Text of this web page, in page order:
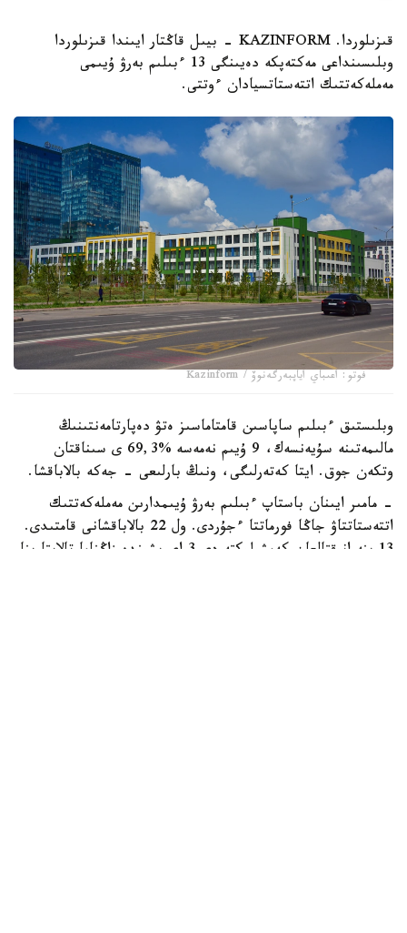
قىزىلوردا. KAZINFORM - بيىل قاڭتار ايىندا قىزىلوردا
وبلىسىنداعى مەكتەپكە دەيىنگى 13 ءبىلىم بەرۋ ۇيىمى
مەملەكەتتىك اتتەستاتسيادان ءوتتى.
فوتو: اعىباي اياپبەرگەنوۆ / Kazinform
وبلىستىق ءبىلىم ساپاسىن قامتاماسىز ەتۋ دەپارتامەنتىنىڭ
مالىمەتىنە سۇيەنسەك، 9 ۇيىم نەمەسە %69,3 ى سىناقتان
وتكەن جوق. ايتا كەتەرلىگى، ونىڭ بارلىعى - جەكە بالاباقشا.
- مامىر ايىنان باستاپ ءبىلىم بەرۋ ۇيىمدارىن مەملەكەتتىك
اتتەستاتتاۋ جاڭا فورماتتا ءجۇردى. ول 22 بالاباقشانى قامتىدى.
13 ىنە انىقتالعان كەمشىلىكتەردى 3 اي ىشىندە زاڭناما تالاپتارىنا